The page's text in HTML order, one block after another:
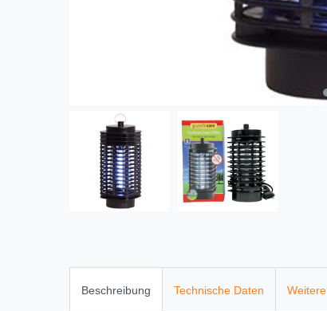
Beschreibung Technische Daten